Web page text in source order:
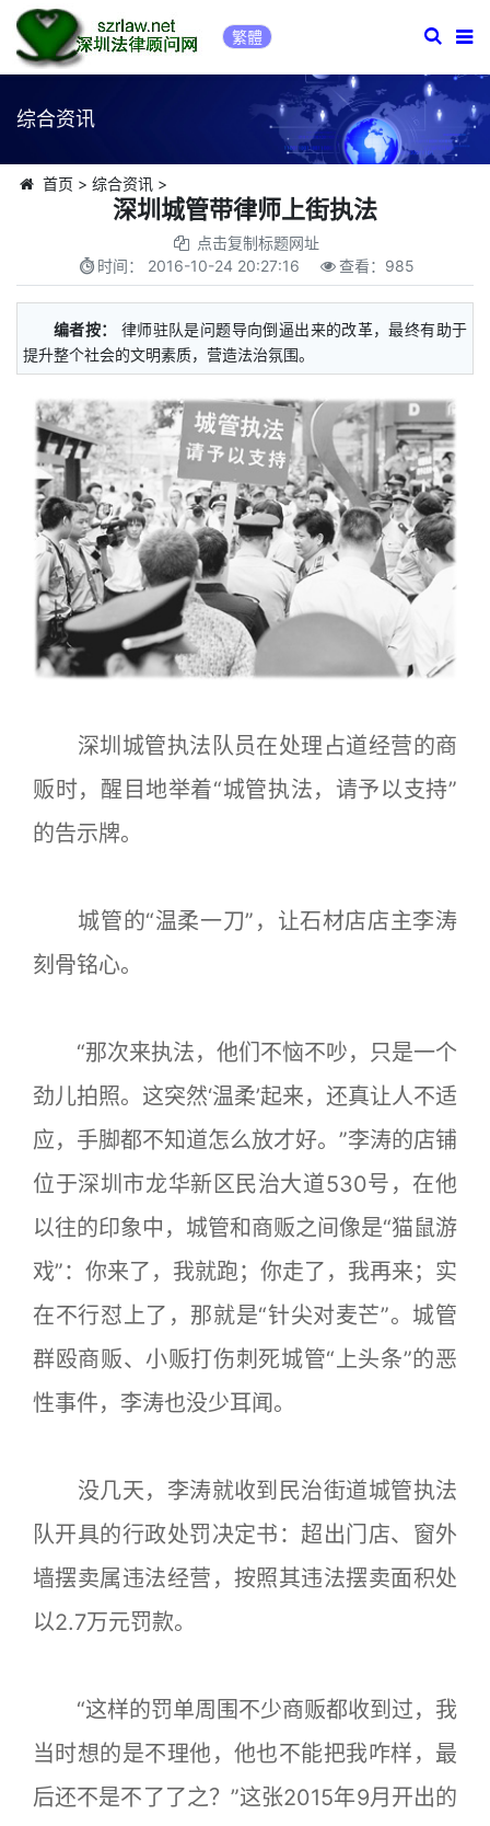
繁體
综合资讯
首页 > 综合资讯>
深圳城管带律师上街执法
点击复制标题网址
时间： 2016-10-24 20:27:16 查看： 985
编者按：
律师驻队是问题导向倒逼出来的改革，最终有助于
提升整个社会的文明素质，营造法治氛围。
深圳城管执法队员在处理占道经营的商
贩时，醒目地举着“城管执法，请予以支持”
的告示牌。
城管的“温柔一刀”，让石材店店主李涛
刻骨铭心。
“那次来执法，他们不恼不吵，只是一个
劲儿拍照。这突然‘温柔’起来，还真让人不适
应，手脚都不知道怎么放才好。”李涛的店铺
位于深圳市龙华新区民治大道530号，在他
以往的印象中，城管和商贩之间像是“猫鼠游
戏”：你来了，我就跑；你走了，我再来；实
在不行怼上了，那就是“针尖对麦芒”。城管
群殴商贩、小贩打伤刺死城管“上头条”的恶
性事件，李涛也没少耳闻。
没几天，李涛就收到民治街道城管执法
队开具的行政处罚决定书：超出门店、窗外
墙摆卖属违法经营，按照其违法摆卖面积处
以2.7万元罚款。
“这样的罚单周围不少商贩都收到过，我
当时想的是不理他，他也不能把我咋样，最
后还不是不了了之？”这张2015年9月开出的